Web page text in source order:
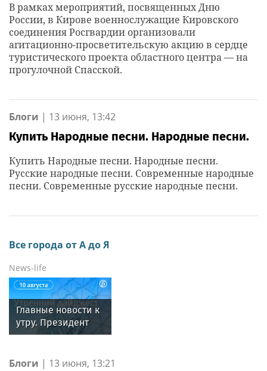
В рамках мероприятий, посвященных Дню
России, в Кирове военнослужащие Кировского
соединения Росгвардии организовали
агитационно-просветительскую акцию в сердце
туристического проекта областного центра — на
прогулочной Спасской.
Блоги | 13 июня, 13:42
Купить Народные песни. Народные песни.
Купить Народные песни. Народные песни.
Русские народные песни. Современные народные
песни. Современные русские народные песни.
Блоги | 13 июня, 13:21
Все города от А до Я
News-life
Главные новости к
утру. Президент
Сербии Александр
начало «большой